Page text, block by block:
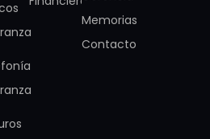
Memorias
Contacto